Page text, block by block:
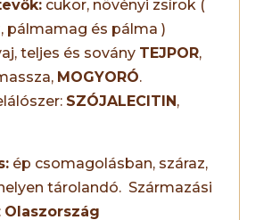
cukor, növényi zsírok (
pálmamag és pálma )
teljes és sovány TEJPOR,
MOGYORÓ.
SZÓJALECITIN ,
ép csomagolásban, száraz,
tárolandó. Származási
Olaszország